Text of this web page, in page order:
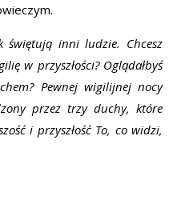
świętują inni ludzie. Chcesz
w przyszłości? Oglądałbyś
Pewnej wigilijnej nocy
przez trzy duchy, które
i przyszłość To, co widzi,